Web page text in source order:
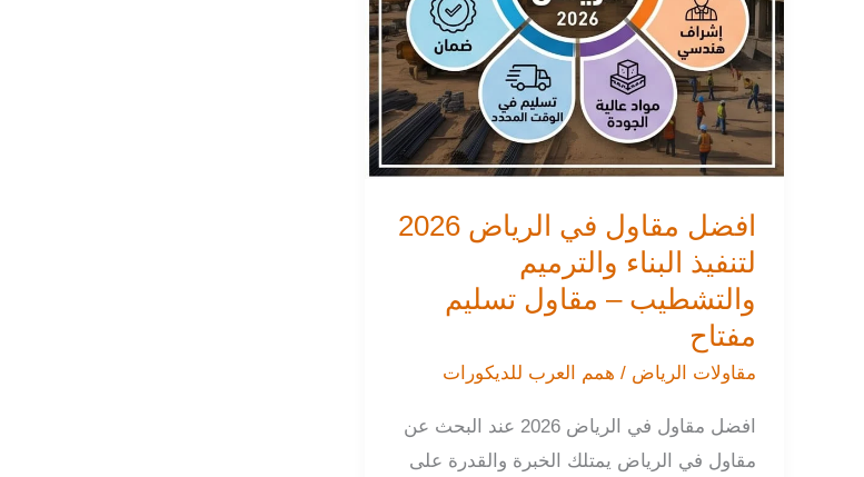
افضل مقاول في الرياض 2026
لتنفيذ البناء والترميم
والتشطيب – مقاول تسليم
مفتاح
مقاولات الرياض / همم العرب للديكورات
افضل مقاول في الرياض 2026 عند البحث عن
مقاول في الرياض يمتلك الخبرة والقدرة على
والترميم
والتشطيب
–
مقاول
تسليم